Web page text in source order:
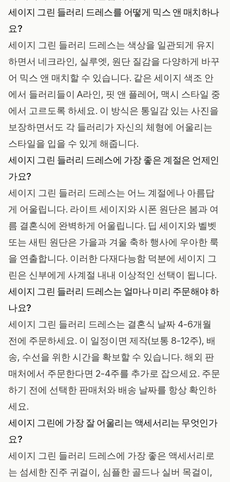
세이지 그린 들러리 드레스를 어떻게 믹스 앤 매치하나
요?
세이지 그린 들러리 드레스는 색상을 일관되게 유지
하면서 네크라인, 실루엣, 원단 질감을 다양하게 바꾸
어 믹스 앤 매치할 수 있습니다. 같은 세이지 색조 안
에서 들러리들이 A라인, 핏 앤 플레어, 맥시 스타일 중
에서 고르도록 하세요. 이 방식은 통일감 있는 사진을
보장하면서도 각 들러리가 자신의 체형에 어울리는
스타일을 입을 수 있게 해줍니다.
세이지 그린 들러리 드레스에 가장 좋은 계절은 언제인
가요?
세이지 그린 들러리 드레스는 어느 계절에나 아름답
게 어울립니다. 라이트 세이지와 시폰 원단은 봄과 여
름 결혼식에 완벽하게 어울립니다. 딥 세이지와 벨벳
또는 새틴 원단은 가을과 겨울 축하 행사에 우아한 룩
을 연출합니다. 이러한 다재다능함 덕분에 세이지 그
린은 신부에게 사계절 내내 이상적인 선택이 됩니다.
세이지 그린 들러리 드레스는 얼마나 미리 주문해야 하
나요?
세이지 그린 들러리 드레스는 결혼식 날짜 4-6개월
전에 주문하세요. 이 일정이면 제작(보통 8-12주), 배
송, 수선을 위한 시간을 확보할 수 있습니다. 해외 판
매처에서 주문한다면 2-4주를 추가로 잡으세요. 주문
하기 전에 선택한 판매처와 배송 날짜를 항상 확인하
세요.
세이지 그린에 가장 잘 어울리는 액세서리는 무엇인가
요?
세이지 그린 들러리 드레스에 가장 좋은 액세서리로
는 섬세한 진주 귀걸이, 심플한 골드나 실버 목걸이,